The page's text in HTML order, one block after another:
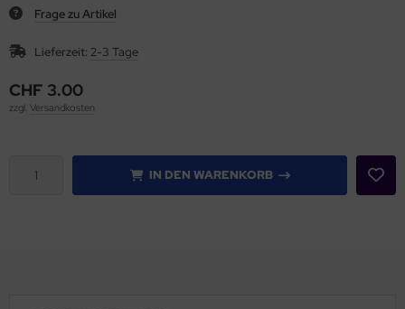
Frage zu Artikel
Lieferzeit: 2-3 Tage
CHF 3.00
zzgl. Versandkosten
IN DEN WARENKORB